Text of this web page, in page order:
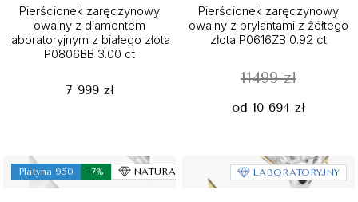
Pierścionek zaręczynowy
owalny z diamentem
laboratoryjnym z białego złota
P0806BB 3.00 ct
7 999 zł
Pierścionek zaręczynowy
owalny z brylantami z żółtego
złota P0616ZB 0.92 ct
11499 zł
od 10 694 zł
Platyna 950 -7% NATURALNY LABORATORYJNY